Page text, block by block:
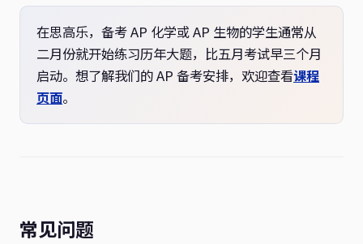
在思高乐，备考 AP 化学或 AP 生物的学生通常从
二月份就开始练习历年大题，比五月考试早三个月
启动。想了解我们的 AP 备考安排，欢迎查看课程
页面。
常见问题